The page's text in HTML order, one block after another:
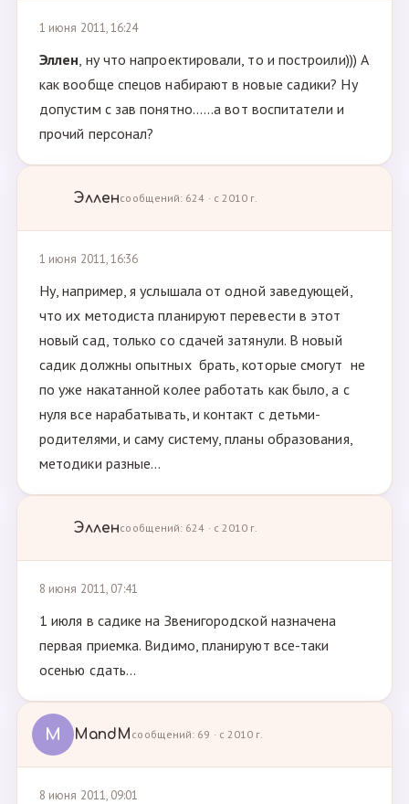
1 июня 2011, 16:24
Эллен, ну что напроектировали, то и построили))) А
как вообще спецов набирают в новые садики? Ну
допустим с зав понятно......а вот воспитатели и
прочий персонал?
Элленсообщений: 624 · с 2010 г.
1 июня 2011, 16:36
Ну, например, я услышала от одной заведующей,
что их методиста планируют перевести в этот
новый сад, только со сдачей затянули. В новый
садик должны опытных брать, которые смогут не
по уже накатанной колее работать как было, а с
нуля все нарабатывать, и контакт с детьми-
родителями, и саму систему, планы образования,
методики разные...
Элленсообщений: 624 · с 2010 г.
8 июня 2011, 07:41
1 июля в садике на Звенигородской назначена
первая приемка. Видимо, планируют все-таки
осенью сдать...
M MandM сообщений: 69 · с 2010 г.
8 июня 2011, 09:01